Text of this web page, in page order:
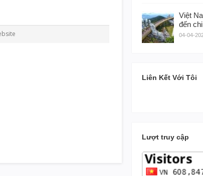
Việt
đến
04-04-
Liên Kết Với Tôi
Lượt truy cập